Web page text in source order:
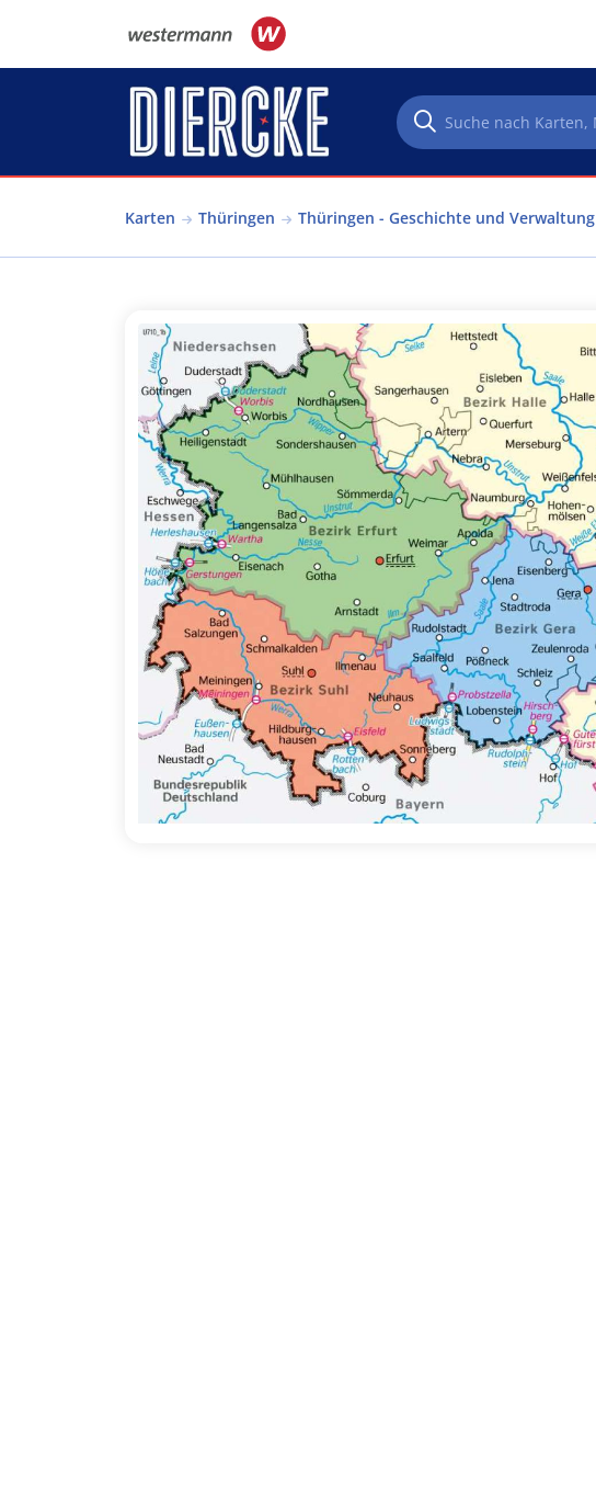
Karten Thüringen Thüringen - Geschichte und Verwaltung